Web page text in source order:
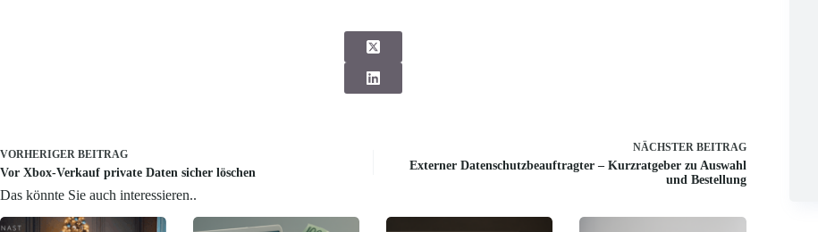
VORHERIGER BEITRAG
Vor Xbox-Verkauf private Daten sicher löschen
NÄCHSTER BEITRAG
Externer Datenschutzbeauftragter – Kurzratgeber zu Auswahl
und Bestellung
Das könnte Sie auch interessieren..